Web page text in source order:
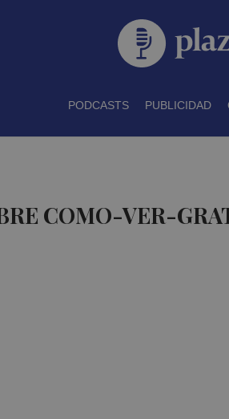
PODCASTS PUBLICIDAD
COMO-VER-